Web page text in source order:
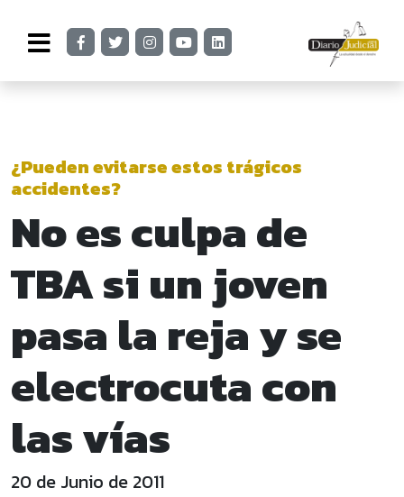
¿Pueden evitarse estos trágicos
accidentes?
No es culpa de
TBA si un joven
pasa la reja y se
electrocuta con
las vías
20 de Junio de 2011